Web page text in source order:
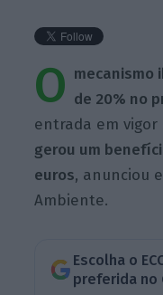
O mecanismo
de 20% no
entrada em
gerou um
euros, anunciou
Ambiente.
Escolha o
preferida no